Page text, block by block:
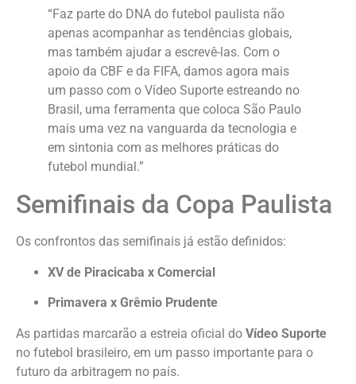
“Faz parte do DNA do futebol paulista não
apenas acompanhar as tendências globais,
mas também ajudar a escrevê-las. Com o
apoio da CBF e da FIFA, damos agora mais
um passo com o Vídeo Suporte estreando no
Brasil, uma ferramenta que coloca São Paulo
mais uma vez na vanguarda da tecnologia e
em sintonia com as melhores práticas do
futebol mundial.”
Semifinais da Copa Paulista
Os confrontos das semifinais já estão definidos:
XV de Piracicaba x Comercial
Primavera x Grêmio Prudente
As partidas marcarão a estreia oficial do Vídeo Suporte
no futebol brasileiro, em um passo importante para o
futuro da arbitragem no país.